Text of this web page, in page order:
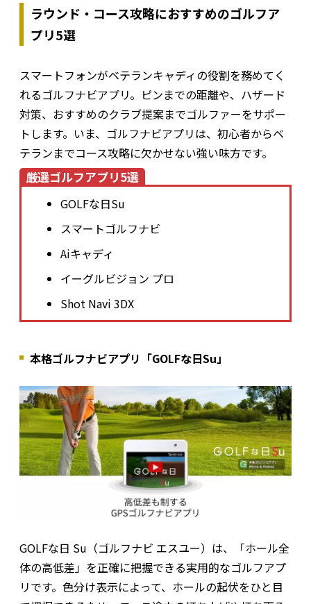
ラウンド・コース攻略におすすめのゴルフア
プリ5選
スマートフォンがベテランキャディの役割を務めてく
れるゴルフナビアプリ。ピンまでの距離や、ハザード
対策、おすすめのクラブ提案までゴルファーをサポー
トします。いま、ゴルフナビアプリは、初心者からベ
テランまでコース攻略に欠かせない強い味方です。
厳選ゴルフアプリ5選
GOLFな日Su
スマートゴルフナビ
Aiキャディ
イーグルビジョン プロ
Shot Navi 3DX
本格ゴルフナビアプリ「GOLFな日Su」
GOLFな日 Su（ゴルフナビ エスユー）は、「ホール全
体の高低差」を正確に把握できる実用的なゴルフアプ
リです。色分け表示によって、ホールの起伏をひと目